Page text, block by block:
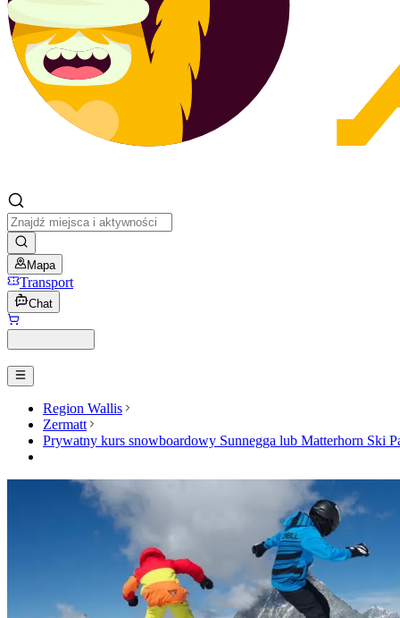
Mapa
Transport
Chat
Region Wallis
Zermatt
Prywatny kurs snowboardowy Sunnegga lub Matterhorn Ski